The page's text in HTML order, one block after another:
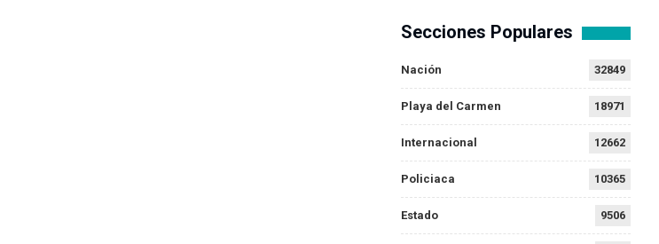
Secciones Populares
Nación 32849
Playa del Carmen 18971
Internacional 12662
Policiaca 10365
Estado 9506